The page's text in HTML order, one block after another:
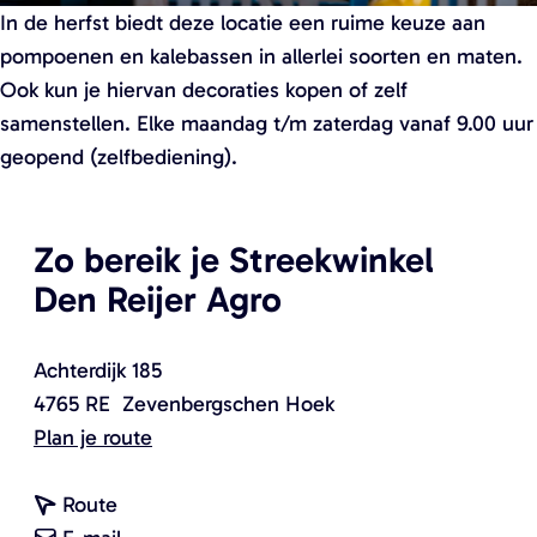
In de herfst biedt deze locatie een ruime keuze aan
pompoenen en kalebassen in allerlei soorten en maten.
Ook kun je hiervan decoraties kopen of zelf
samenstellen. Elke maandag t/m zaterdag vanaf 9.00 uur
geopend (zelfbediening).
Zo bereik je Streekwinkel
Den Reijer Agro
Achterdijk 185
4765 RE Zevenbergschen Hoek
Plan je routen
Routen